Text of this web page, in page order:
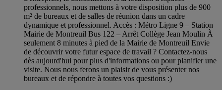
professionnels, nous mettons à votre disposition plus de 900
m² de bureaux et de salles de réunion dans un cadre
dynamique et professionnel. Accès : Métro Ligne 9 – Station
Mairie de Montreuil Bus 122 – Arrêt Collège Jean Moulin À
seulement 8 minutes à pied de la Mairie de Montreuil Envie
de découvrir votre futur espace de travail ? Contactez-nous
dès aujourd'hui pour plus d'informations ou pour planifier une
visite. Nous nous ferons un plaisir de vous présenter nos
bureaux et de répondre à toutes vos questions :)